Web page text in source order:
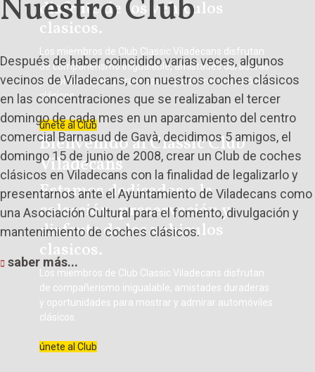
disfrute de los vehiculos
clasicos.
Los miembros de C lub Classic Viladecans disfrutan
de compañerismo inigualable, amistades duraderas
y oportunidades para mostrar y admirar automóviles
clásicos.
únete al Club
Bienvenido al Classic Club
Viladecans
Estamos dedicados a la
colección, preservación y
disfrute de los vehiculos
clasicos.
Los miembros de C lub Classic Viladecans disfrutan
de compañerismo inigualable, amistades duraderas
y oportunidades para mostrar y admirar automóviles
clásicos.
únete al Club
Nuestro Club
Después de haber coincidido varias veces, algunos
vecinos de Viladecans, con nuestros coches clásicos
en las concentraciones que se realizaban el tercer
domingo de cada mes en un aparcamiento del centro
comercial Barnasud de Gavà, decidimos 5 amigos, el
domingo 15 de junio de 2008, crear un Club de coches
clásicos en Viladecans con la finalidad de legalizarlo y
presentarnos ante el Ayuntamiento de Viladecans como
una Asociación Cultural para el fomento, divulgación y
mantenimiento de coches clásicos.
saber más...